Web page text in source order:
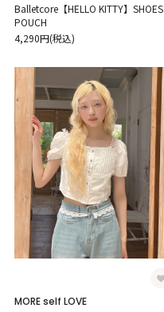
Balletcore【HELLO KITTY】SHOES
POUCH
4,290円(税込)
MORE self LOVE